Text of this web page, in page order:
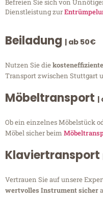
Befreien Sie sich von
Dienstleistung zur
Beiladung | ab 50€
Nutzen Sie die
Transport zwischen Stuttgart
Möbeltransport |
Ob ein einzelnes Möbelstück
Möbel sicher beim
Klaviertransport
Vertrauen Sie auf unsere
wertvolles Instrument sicher